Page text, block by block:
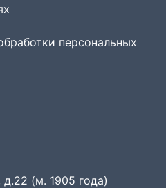
персональных
(м. 1905 года)